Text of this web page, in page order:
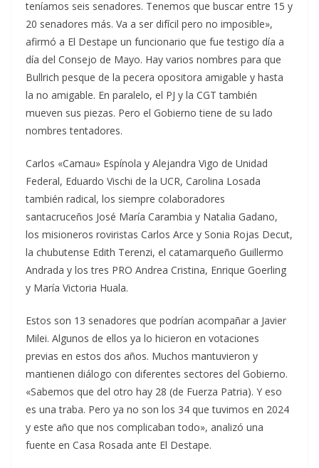
teníamos seis senadores. Tenemos que buscar entre 15 y
20 senadores más. Va a ser difícil pero no imposible»,
afirmó a El Destape un funcionario que fue testigo día a
día del Consejo de Mayo. Hay varios nombres para que
Bullrich pesque de la pecera opositora amigable y hasta
la no amigable. En paralelo, el PJ y la CGT también
mueven sus piezas. Pero el Gobierno tiene de su lado
nombres tentadores.
Carlos «Camau» Espínola y Alejandra Vigo de Unidad
Federal, Eduardo Vischi de la UCR, Carolina Losada
también radical, los siempre colaboradores
santacruceños José María Carambia y Natalia Gadano,
los misioneros roviristas Carlos Arce y Sonia Rojas Decut,
la chubutense Edith Terenzi, el catamarqueño Guillermo
Andrada y los tres PRO Andrea Cristina, Enrique Goerling
y María Victoria Huala.
Estos son 13 senadores que podrían acompañar a Javier
Milei. Algunos de ellos ya lo hicieron en votaciones
previas en estos dos años. Muchos mantuvieron y
mantienen diálogo con diferentes sectores del Gobierno.
«Sabemos que del otro hay 28 (de Fuerza Patria). Y eso
es una traba. Pero ya no son los 34 que tuvimos en 2024
y este año que nos complicaban todo», analizó una
fuente en Casa Rosada ante El Destape.